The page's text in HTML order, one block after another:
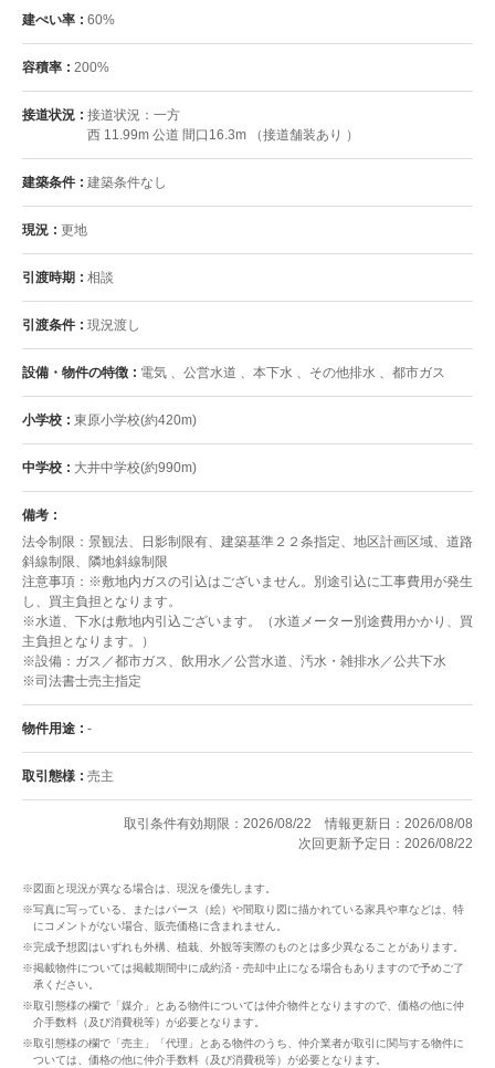
建ぺい率 60%
容積率 200%
接道状況
接道状況：一方
西 11.99m 公道 間口16.3m （接道舗装あり ）
建築条件 建築条件なし
現況 更地
引渡時期 相談
引渡条件 現況渡し
設備・物件の特徴 電気 、公営水道 、本下水 、その他排水 、都市ガス
小学校 東原小学校(約420m)
中学校 大井中学校(約990m)
備考
法令制限：景観法、日影制限有、建築基準２２条指定、地区計画区域、道路
斜線制限、隣地斜線制限
注意事項：※敷地内ガスの引込はございません。別途引込に工事費用が発生
し、買主負担となります。
※水道、下水は敷地内引込ございます。（水道メーター別途費用かかり、買
主負担となります。）
※設備：ガス／都市ガス、飲用水／公営水道、汚水・雑排水／公共下水
※司法書士売主指定
物件用途 -
取引態様 売主
取引条件有効期限：2026/08/22
情報更新日：2026/08/08
次回更新予定日：2026/08/22
※図面と現況が異なる場合は、現況を優先します。
※写真に写っている、またはパース（絵）や間取り図に描かれている家具や車などは、特
にコメントがない場合、販売価格に含まれません。
※完成予想図はいずれも外構、植栽、外観等実際のものとは多少異なることがあります。
※掲載物件については掲載期間中に成約済・売却中止になる場合もありますので予めご了
承ください。
※取引態様の欄で「媒介」とある物件については仲介物件となりますので、価格の他に仲
介手数料（及び消費税等）が必要となります。
※取引態様の欄で「売主」「代理」とある物件のうち、仲介業者が取引に関与する物件に
ついては、価格の他に仲介手数料（及び消費税等）が必要となります。